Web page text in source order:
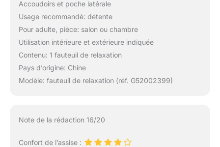
Accoudoirs et poche latérale
Usage recommandé: détente
Pour adulte, pièce: salon ou chambre
Utilisation intérieure et extérieure indiquée
Contenu: 1 fauteuil de relaxation
Pays d’origine: Chine
Modèle: fauteuil de relaxation (réf. G52002399)
Note de la rédaction 16/20
Confort de l’assise :